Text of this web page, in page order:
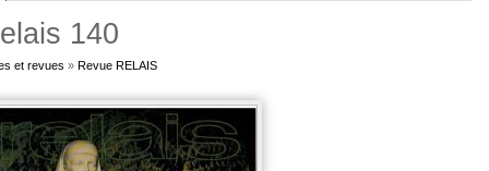
140
et revues » Revue RELAIS